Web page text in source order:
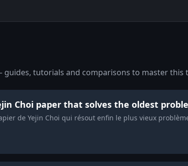
tutorials and comparisons to master this
Choi paper that solves the oldest
de Yejin Choi qui résout enfin le plus vieux